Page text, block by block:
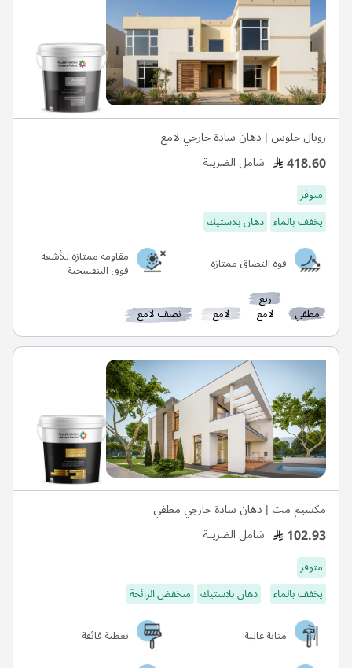
رويال جلوس | دهان سادة خارجي لامع
418.60 شامل الضريبة
متوفر
يخفف بالماء دهان بلاستيك
قوة التصاق ممتازة
مقاومة ممتازة للأشعة
فوق البنفسجية
مطفي
ربع
لامع لامع نصف لامع
مكسيم مت | دهان سادة خارجي مطفي
102.93 شامل الضريبة
متوفر
يخفف بالماء
دهان بلاستيك منخفض الرائحة
متانة عالية
تغطية فائقة